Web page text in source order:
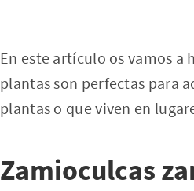
En este artículo os vamos a
plantas son perfectas para
plantas o que viven en
Zamioculcas